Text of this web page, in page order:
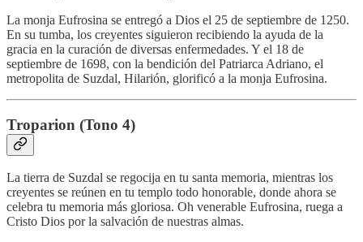
La monja Eufrosina se entregó a Dios el 25 de septiembre de 1250.
En su tumba, los creyentes siguieron recibiendo la ayuda de la
gracia en la curación de diversas enfermedades. Y el 18 de
septiembre de 1698, con la bendición del Patriarca Adriano, el
metropolita de Suzdal, Hilarión, glorificó a la monja Eufrosina.
Troparion (Tono 4)
La tierra de Suzdal se regocija en tu santa memoria, mientras los
creyentes se reúnen en tu templo todo honorable, donde ahora se
celebra tu memoria más gloriosa. Oh venerable Eufrosina, ruega a
Cristo Dios por la salvación de nuestras almas.